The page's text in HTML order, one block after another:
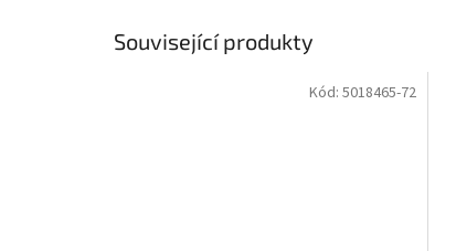
Související produkty
Kód: 5018465-72